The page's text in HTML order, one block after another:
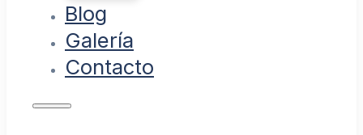
Blog
Galería
Contacto